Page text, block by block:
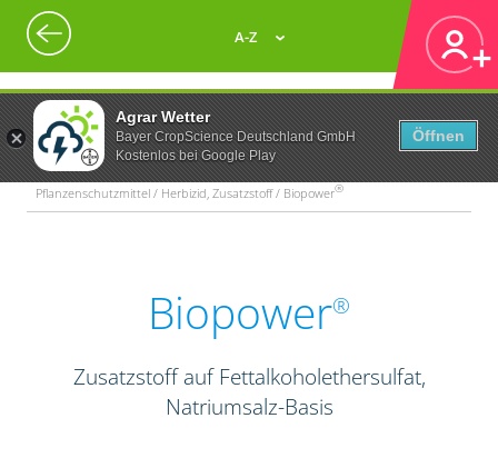
Agrar Wetter
Bayer CropScience Deutschland GmbH
Kostenlos bei Google Play
Öffnen
A-Z
Pflanzenschutzmittel / Herbizid, Zusatzstoff / Biopower®
Biopower®
Zusatzstoff auf Fettalkoholethersulfat,
Natriumsalz-Basis